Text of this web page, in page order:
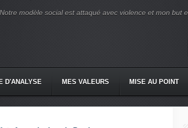
modèle social est attaqué avec violence et mon but
D'ANALYSE MES VALEURS MISE AU POINT